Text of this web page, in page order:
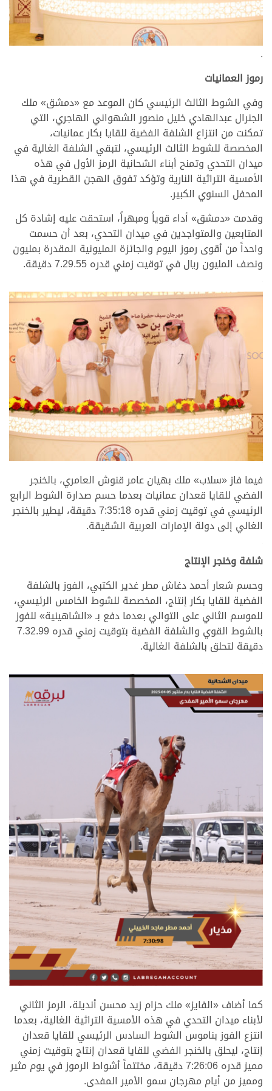
.
رموز العمانيات
وفي الشوط الثالث الرئيسي كان الموعد مع «دمشق» ملك
الجنرال عبدالهادي خليل منصور الشهواني الهاجري، التي
تمكنت من انتزاع الشلفة الفضية للقايا بكار عمانيات،
المخصصة للشوط الثالث الرئيسي، لتبقي الشلفة الغالية في
ميدان التحدي وتمنح أبناء الشحانية الرمز الأول في هذه
الأمسية التراثية النارية وتؤكد تفوق الهجن القطرية في هذا
المحفل السنوي الكبير.
وقدمت «دمشق» أداء قوياً ومبهراً، استحقت عليه إشادة كل
المتابعين والمتواجدين في ميدان التحدي، بعد أن حسمت
واحداً من أقوى رموز اليوم والجائزة المليونية المقدرة بمليون
ونصف المليون ريال في توقيت زمني قدره 7.29.55 دقيقة.
فيما فاز «سلاب» ملك بهيان عامر قنوش العامري، بالخنجر
الفضي للقايا قعدان عمانيات بعدما حسم صدارة الشوط الرابع
الرئيسي في توقيت زمني قدره 7:35:18 دقيقة، ليطير بالخنجر
الغالي إلى دولة الإمارات العربية الشقيقة.
شلفة وخنجر الإنتاج
وحسم شعار أحمد دغاش مطر غدير الكتبي، الفوز بالشلفة
الفضية للقايا بكار إنتاج، المخصصة للشوط الخامس الرئيسي،
للموسم الثاني على التوالي بعدما دفع بـ «الشاهينية» للفوز
بالشوط القوي والشلفة الفضية بتوقيت زمني قدره 7.32.99
دقيقة لتحلق بالشلفة الغالية.
كما أضاف «الفايز» ملك حزام زيد محسن أنديلة، الرمز الثاني
لأبناء ميدان التحدي في هذه الأمسية التراثية الغالية، بعدما
انتزع الفوز بناموس الشوط السادس الرئيسي للقايا قعدان
إنتاج، ليحلق بالخنجر الفضي للقايا قعدان إنتاج بتوقيت زمني
مميز قدره 7:26:06 دقيقة، مختتماً أشواط الرموز في يوم مثير
ومميز من أيام مهرجان سمو الأمير المفدى.